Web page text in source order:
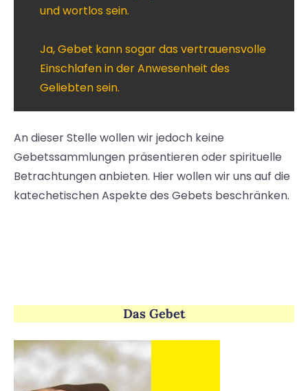
und wortlos sein.
Ja, Gebet kann sogar das vertrauensvolle
Einschlafen in der Anwesenheit des
Geliebten sein.
An dieser Stelle wollen wir jedoch keine
Gebetssammlungen präsentieren oder spirituelle
Betrachtungen anbieten. Hier wollen wir uns auf die
katechetischen Aspekte des Gebets beschränken.
Das Gebet